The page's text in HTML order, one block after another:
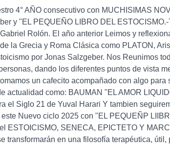
4° AÑO consecutivo con MUCHISIMAS
y "EL PEQUEÑO LIBRO DEL
Rolón. El año anterior Leimos y
la Grecia y Roma Clásica como PLATON,
por Jonas Salzgeber. Nos Reunimos
dando los diferentes puntos de vista
un cafecito acompañado con algo
actualidad como: BAUMAN "EL AMOR
el Siglo 21 de Yuval Harari Y tambien
Nuevo ciclo 2025 con "EL PEQUEÑP
ESTOICISMO, SENECA, EPICTETO Y
transformarán en una filosofía terapéutica,